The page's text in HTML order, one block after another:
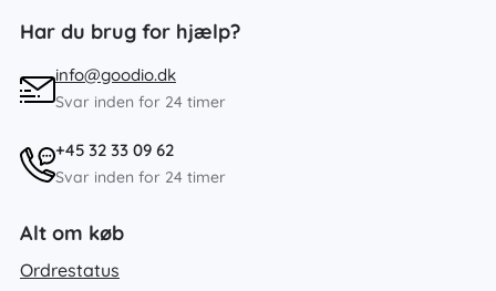
Har du brug for hjælp?
info@goodio.dk
Svar inden for 24 timer
+45 32 33 09 62
Svar inden for 24 timer
Alt om køb
Ordrestatus